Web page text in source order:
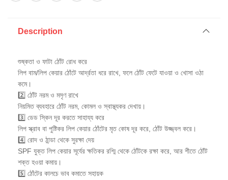
Description
শুষ্কতা ও ফাটা ঠোঁট রোধ করে
লিপ বাম/লিপ কেয়ার ঠোঁটে আর্দ্রতা ধরে রাখে, ফলে ঠোঁট ফেটে যাওয়া ও খোসা ওঠা
কমে।
2️⃣ ঠোঁট নরম ও মসৃণ রাখে
নিয়মিত ব্যবহারে ঠোঁট নরম, কোমল ও স্বাস্থ্যকর দেখায়।
3️⃣ ডেড স্কিন দূর করতে সাহায্য করে
লিপ স্ক্রাব বা পুষ্টিকর লিপ কেয়ার ঠোঁটের মৃত কোষ দূর করে, ঠোঁট উজ্জ্বল করে।
4️⃣ রোদ ও ঠান্ডা থেকে সুরক্ষা দেয়
SPF যুক্ত লিপ কেয়ার সূর্যের ক্ষতিকর রশ্মি থেকে ঠোঁটকে রক্ষা করে, আর শীতে ঠোঁট
শক্ত হওয়া কমায়।
5️⃣ ঠোঁটের কালচে ভাব কমাতে সহায়ক